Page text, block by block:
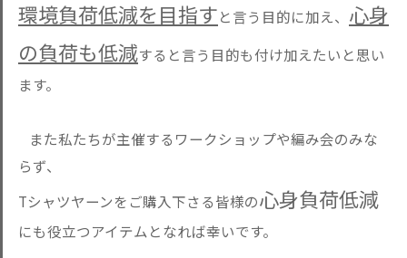
環境負荷低減を目指すと言う目的に加え、 心身
の負荷も低減すると言う目的も付け加えたいと思い
ます。
また私たちが主催するワークショップや編み会のみな
らず、
Tシャツヤーンをご購入下さる皆様の心身負荷低減
にも役立つアイテムとなれば幸いです。